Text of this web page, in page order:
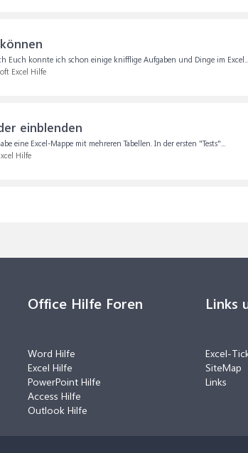
Euch konnte ich schon einige knifflige Aufgaben und Dinge im Excel...
Excel Hilfe
einblenden
eine Excel-Mappe mit mehreren Tabellen. In der ersten "Tests"...
Hilfe
Office Hilfe Foren
Word Hilfe
Excel Hilfe
PowerPoint Hilfe
Access Hilfe
Outlook Hilfe
Links
Excel-
SiteMap
Links